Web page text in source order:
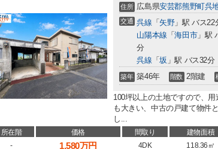
住所 広島県安芸郡熊野町呉
交通 呉線 「 矢野」駅 バス22
山陽本線 「海田市」駅
分
呉線 「坂 」駅 バス32
築年 築46年 階数 2階建
100坪以上の土地ですので、
も大きい、中古の戸建て物件
し...
所在階 価格 間取り 建物面積
-
1,580万円 4DK 118.36㎡